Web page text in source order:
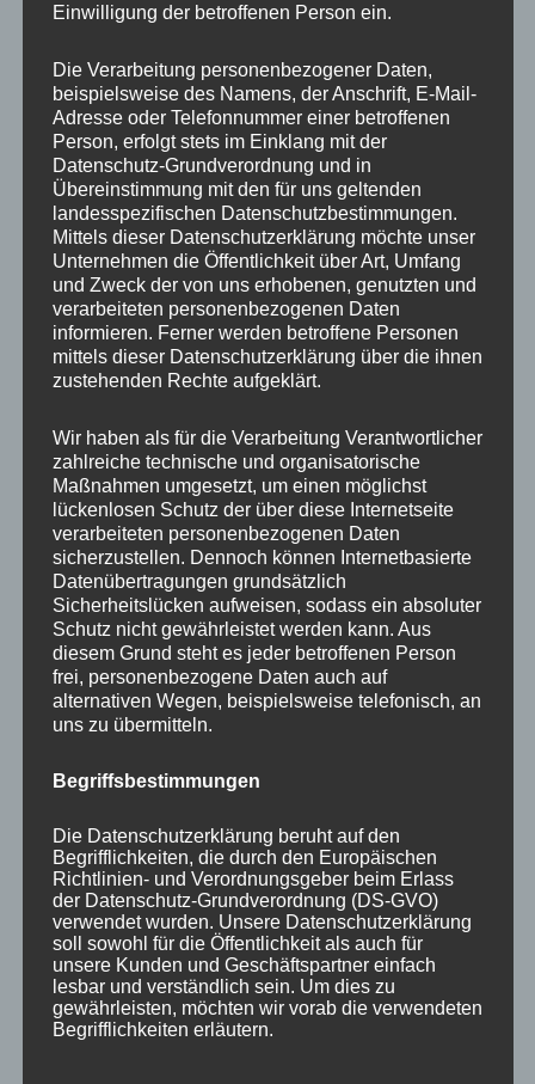
MP Mario Porten
Beratung
Coaching
Impulsvorträge
NEWS ABONNIEREN?
Your email:
KATEGORIEN
Aktuelle Fakten und Umfragen
Aktuelles vom MP
Einwilligung der betroffenen Person ein.
Die Verarbeitung personenbezogener Daten,
beispielsweise des Namens, der Anschrift, E-Mail-
Adresse oder Telefonnummer einer betroffenen
Person, erfolgt stets im Einklang mit der
Datenschutz-Grundverordnung und in
Übereinstimmung mit den für uns geltenden
landesspezifischen Datenschutzbestimmungen.
Mittels dieser Datenschutzerklärung möchte unser
Unternehmen die Öffentlichkeit über Art, Umfang
und Zweck der von uns erhobenen, genutzten und
verarbeiteten personenbezogenen Daten
informieren. Ferner werden betroffene Personen
mittels dieser Datenschutzerklärung über die ihnen
zustehenden Rechte aufgeklärt.
Wir haben als für die Verarbeitung Verantwortlicher
zahlreiche technische und organisatorische
Maßnahmen umgesetzt, um einen möglichst
lückenlosen Schutz der über diese Internetseite
verarbeiteten personenbezogenen Daten
sicherzustellen. Dennoch können Internetbasierte
Datenübertragungen grundsätzlich
Sicherheitslücken aufweisen, sodass ein absoluter
Schutz nicht gewährleistet werden kann. Aus
diesem Grund steht es jeder betroffenen Person
frei, personenbezogene Daten auch auf
alternativen Wegen, beispielsweise telefonisch, an
uns zu übermitteln.
Begriffsbestimmungen
Die Datenschutzerklärung beruht auf den
Begrifflichkeiten, die durch den Europäischen
Richtlinien- und Verordnungsgeber beim Erlass
der Datenschutz-Grundverordnung (DS-GVO)
verwendet wurden. Unsere Datenschutzerklärung
soll sowohl für die Öffentlichkeit als auch für
unsere Kunden und Geschäftspartner einfach
lesbar und verständlich sein. Um dies zu
gewährleisten, möchten wir vorab die verwendeten
Begrifflichkeiten erläutern.